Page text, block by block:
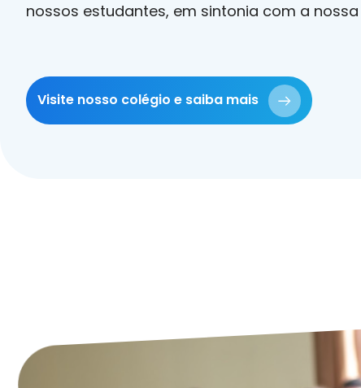
nossos estudantes, em sintonia com a
Visite nosso colégio e saiba mais